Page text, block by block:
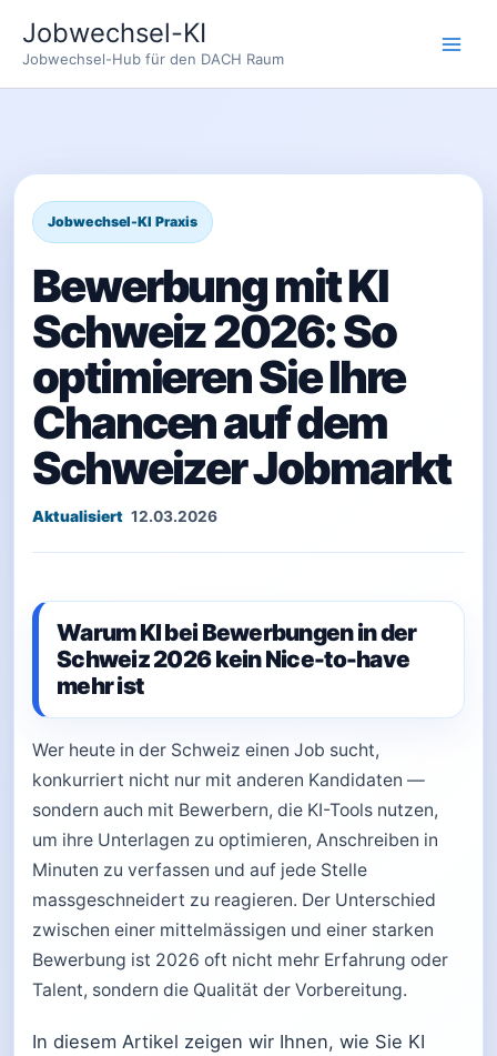
Inhalt
springen
Jobwechsel-KI
Jobwechsel-Hub für den DACH Raum
Bewerbung mit KI
Schweiz 2026: So
optimieren Sie Ihre
Chancen auf dem
Schweizer Jobmarkt
12.03.2026
Warum KI bei Bewerbungen in der
Schweiz 2026 kein Nice-to-have
mehr ist
Wer heute in der Schweiz einen Job sucht,
konkurriert nicht nur mit anderen Kandidaten —
sondern auch mit Bewerbern, die KI-Tools nutzen,
um ihre Unterlagen zu optimieren, Anschreiben in
Minuten zu verfassen und auf jede Stelle
massgeschneidert zu reagieren. Der Unterschied
zwischen einer mittelmässigen und einer starken
Bewerbung ist 2026 oft nicht mehr Erfahrung oder
Talent, sondern die Qualität der Vorbereitung.
In diesem Artikel zeigen wir Ihnen, wie Sie KI